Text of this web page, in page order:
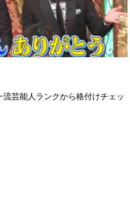
芸能人ランクから格付けチェッ